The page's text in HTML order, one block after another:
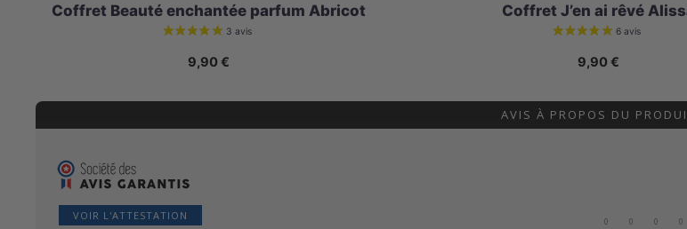
Coffret Beauté enchantée parfum Abricot
9,90 €
Coffret J’en ai rêvé
9,90 €
AVIS À PROPOS DU
VOIR L'ATTESTATION 0 0 0 0